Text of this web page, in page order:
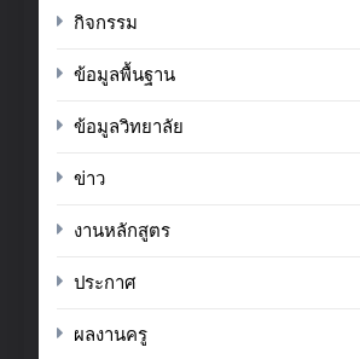
กิจกรรม
ข้อมูลพื้นฐาน
ข้อมูลวิทยาลัย
ข่าว
งานหลักสูตร
ประกาศ
ผลงานครู